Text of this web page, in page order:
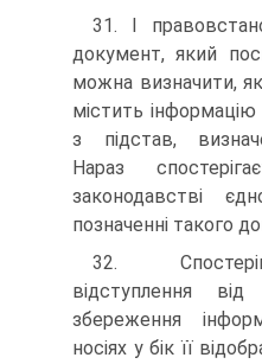
31. І
документ, який
можна визначити,
містить
з підстав,
Нараз
законодавстві
позначенні такого
32.
відступлення
збереження
носіях у бік її